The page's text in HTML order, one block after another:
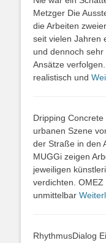
Metzger Die
die Arbeiten
seit vielen Jahren
und dennoch
Ansätze
realistisch und
Dripping
urbanen Szene
der Straße in den
MUGGi zeigen
jeweiligen
verdichten.
unmittelbar
RhythmusDialog